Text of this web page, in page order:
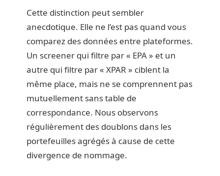
Cette distinction peut sembler
anecdotique. Elle ne l’est pas quand vous
comparez des données entre plateformes.
Un screener qui filtre par « EPA » et un
autre qui filtre par « XPAR » ciblent la
même place, mais ne se comprennent pas
mutuellement sans table de
correspondance. Nous observons
régulièrement des doublons dans les
portefeuilles agrégés à cause de cette
divergence de nommage.